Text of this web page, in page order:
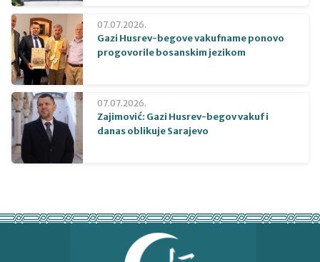
07.07.2026.
Gazi Husrev-begove vakufname ponovo
progovorile bosanskim jezikom
07.07.2026.
Zajimović: Gazi Husrev-begov vakuf i
danas oblikuje Sarajevo